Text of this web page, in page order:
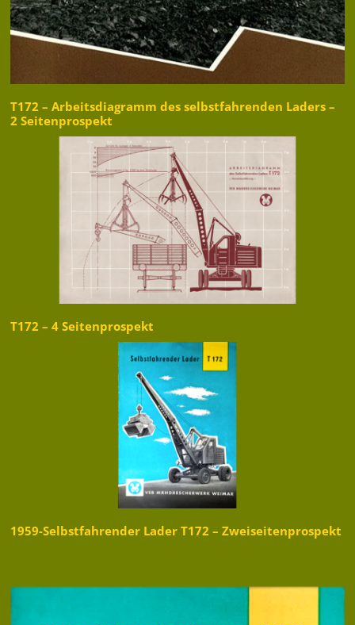
T172 – Arbeitsdiagramm des selbstfahrenden Laders –
2 Seitenprospekt
T172 – 4 Seitenprospekt
1959-Selbstfahrender Lader T172 – Zweiseitenprospekt